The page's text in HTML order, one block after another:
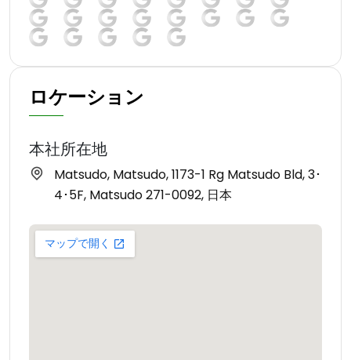
ロケーション
本社所在地
Matsudo, Matsudo, 1173-1 Rg Matsudo Bld, 3･
4･5F, Matsudo 271-0092, 日本